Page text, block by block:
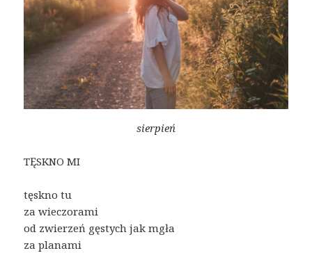
sierpień
TĘSKNO MI
tęskno tu
za wieczorami
od zwierzeń gęstych jak mgła
za planami